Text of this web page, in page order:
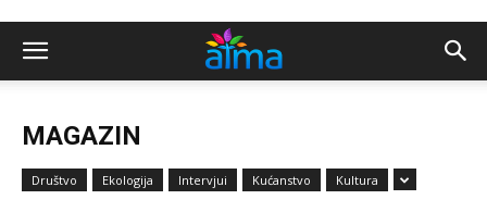
MAGAZIN
Društvo Ekologija Intervjui Kućanstvo Kultura